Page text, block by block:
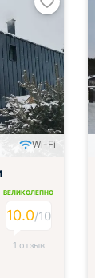
Wi-Fi
ВЕЛИКОЛЕПНО
10.0/10
1 отзыв